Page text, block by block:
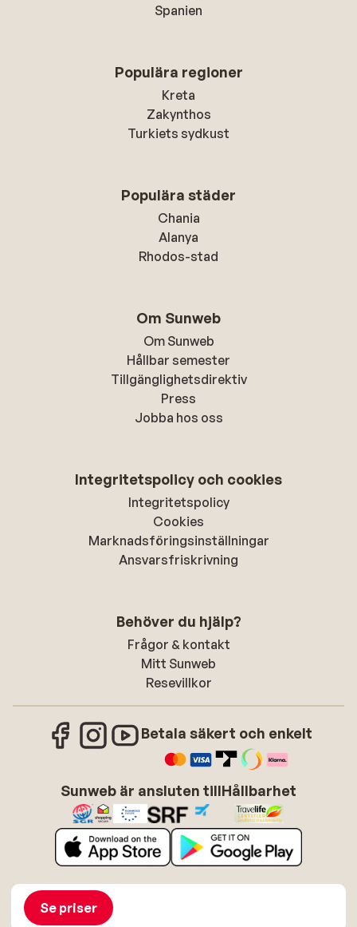
Se priser
Spanien
Populära regioner
Kreta
Zakynthos
Turkiets sydkust
Populära städer
Chania
Alanya
Rhodos-stad
Om Sunweb
Om Sunweb
Hållbar semester
Tillgänglighetsdirektiv
Press
Jobba hos oss
Integritetspolicy och cookies
Integritetspolicy
Cookies
Marknadsföringsinställningar
Ansvarsfriskrivning
Behöver du hjälp?
Frågor & kontakt
Mitt Sunweb
Resevillkor
Betala säkert och enkelt
Sunweb är ansluten tillHållbarhet
Om SunwebJobba hos Sunweb
Tillgänglighetsdirektiv